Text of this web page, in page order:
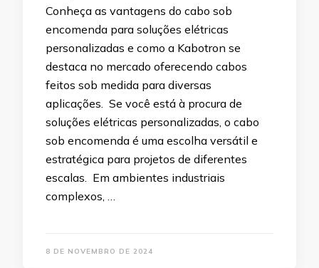
Conheça as vantagens do cabo sob
encomenda para soluções elétricas
personalizadas e como a Kabotron se
destaca no mercado oferecendo cabos
feitos sob medida para diversas
aplicações. Se você está à procura de
soluções elétricas personalizadas, o cabo
sob encomenda é uma escolha versátil e
estratégica para projetos de diferentes
escalas. Em ambientes industriais
complexos, …
8 DE NOVEMBRO DE 2024